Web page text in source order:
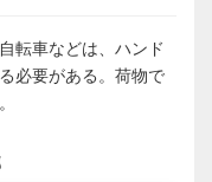
転車などは、ハンド
必要がある。荷物で